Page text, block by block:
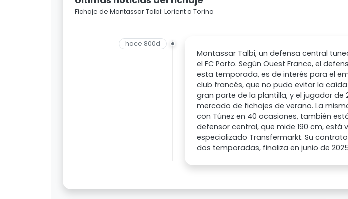
Fichaje de Montassar Talbi: Lorient a Torino
hace 800d
Montassar Talbi, un defensa central
el FC Porto. Según Ouest France, el
esta temporada, es de interés para el
club francés, que no pudo evitar la
gran parte de la plantilla, y el jugador
mercado de fichajes de verano. La
con Túnez en 40 ocasiones, también
defensor central, que mide 190 cm, está
especializado Transfermarkt. Su
dos temporadas, finaliza en junio de